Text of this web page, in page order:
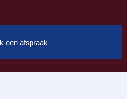
een afspraak